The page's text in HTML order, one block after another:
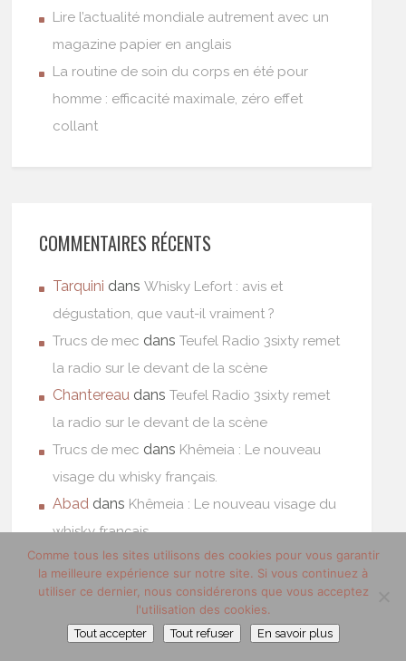
Lire l’actualité mondiale autrement avec un
magazine papier en anglais
La routine de soin du corps en été pour
homme : efficacité maximale, zéro effet
collant
COMMENTAIRES RÉCENTS
Tarquini dansWhisky Lefort : avis et
dégustation, que vaut-il vraiment ?
Trucs de mec dansTeufel Radio 3sixty remet
la radio sur le devant de la scène
Chantereau dansTeufel Radio 3sixty remet
la radio sur le devant de la scène
Trucs de mec dans Khêmeia : Le nouveau
visage du whisky français.
Abad dans Khêmeia : Le nouveau visage du
whisky français.
Comme tous les sites utilisons des cookies pour vous garantir
la meilleure expérience sur notre site. Si vous continuez à
utiliser ce dernier, nous considérerons que vous acceptez
l'utilisation des cookies.
Tout accepter Tout refuser En savoir plus